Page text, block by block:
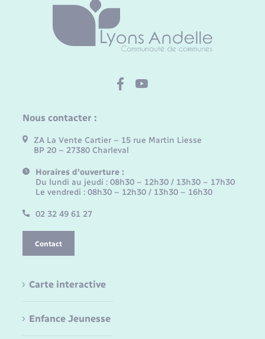
Nous contacter :
ZA La Vente Cartier – 15 rue Martin Liesse
BP 20 – 27380 Charleval
Horaires d'ouverture :
Du lundi au jeudi : 08h30 – 12h30 / 13h30 – 17h30
Le vendredi : 08h30 – 12h30 / 13h30 – 16h30
02 32 49 61 27
Contact
Carte interactive
Enfance Jeunesse